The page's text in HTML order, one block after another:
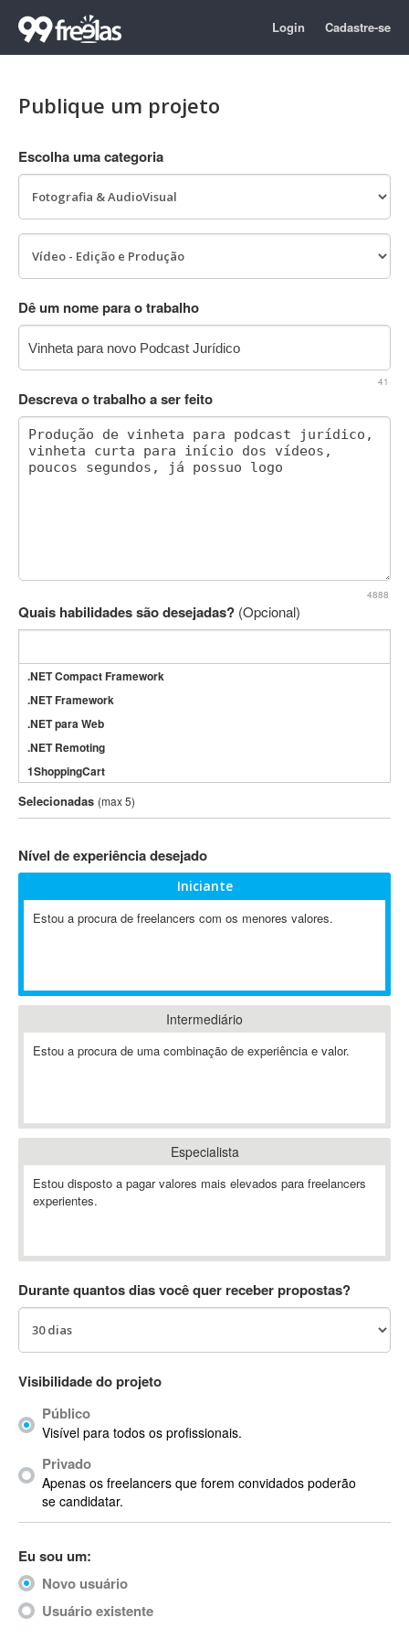
Login Cadastre-se
Publique um projeto
Escolha uma categoria
Dê um nome para o trabalho
41
Descreva o trabalho a ser feito
4888
Quais habilidades são desejadas? (Opcional)
.NET Compact Framework
.NET Framework
.NET para Web
.NET Remoting
1ShoppingCart
3DS Max
3GSM
802.11
A-GPS
ABAP
Abaqus
ABBYY FineReader
Ableton
Ableton Push
Abstract
AC3
ACID Pro
ACPI
Acrobat
Acrobat X
Acronis
ACT
Actimize
ActionScript
ActionScript 3
Selecionadas (max 5)
Nível de experiência desejado
Iniciante
Estou a procura de freelancers com os menores valores.
Intermediário
Estou a procura de uma combinação de experiência e valor.
Especialista
Estou disposto a pagar valores mais elevados para freelancers
experientes.
Durante quantos dias você quer receber propostas?
Visibilidade do projeto
Público
Visível para todos os profissionais.
Privado
Apenas os freelancers que forem convidados poderão
se candidatar.
Eu sou um:
Novo usuário
Usuário existente